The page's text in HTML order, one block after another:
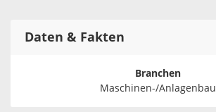
Daten & Fakten
Branchen
Maschinen-/Anlagenbau